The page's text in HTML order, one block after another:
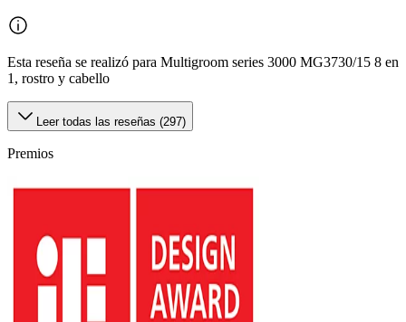
Esta reseña se realizó para Multigroom series 3000 MG3730/15 8 en
1, rostro y cabello
Leer todas las reseñas (297)
Premios